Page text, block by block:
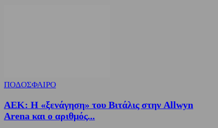
ΠΟΔΟΣΦΑΙΡΟ
ΑΕΚ: Η «ξενάγηση» του Βιτάλις στην Allwyn
Arena και ο αριθμός...